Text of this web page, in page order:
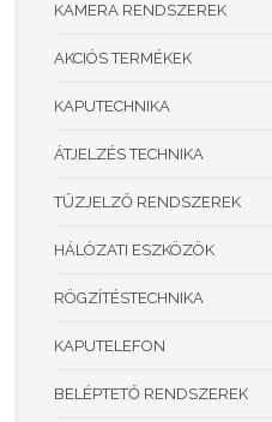
KAMERA RENDSZEREK
AKCIÓS TERMÉKEK
KAPUTECHNIKA
ÁTJELZÉS TECHNIKA
TŰZJELZŐ RENDSZEREK
HÁLÓZATI ESZKÖZÖK
RÖGZÍTÉSTECHNIKA
KAPUTELEFON
BELÉPTETŐ RENDSZEREK